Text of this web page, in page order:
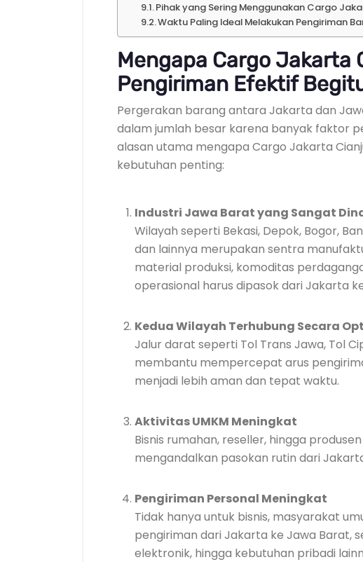
Pihak yang Sering Menggunakan Cargo
Waktu Paling Ideal Melakukan Pengiriman
Mengapa Cargo Jakarta
Pengiriman Efektif
Pergerakan barang antara Jakarta dan
dalam jumlah besar karena banyak faktor
alasan utama mengapa Cargo Jakarta
kebutuhan penting:
Industri Jawa Barat yang Sangat
Wilayah seperti Bekasi, Depok, Bogor,
dan lainnya merupakan sentra
material produksi, komoditas
operasional harus dipasok dari Jakarta
Kedua Wilayah Terhubung Secara
Jalur darat seperti Tol Trans Jawa, Tol
membantu mempercepat arus
menjadi lebih aman dan tepat waktu.
Aktivitas UMKM Meningkat
Bisnis rumahan, reseller, hingga
mengandalkan pasokan rutin dari
Pengiriman Personal Meningkat
Tidak hanya untuk bisnis, masyarakat
pengiriman dari Jakarta ke Jawa Barat,
elektronik, hingga kebutuhan pribadi